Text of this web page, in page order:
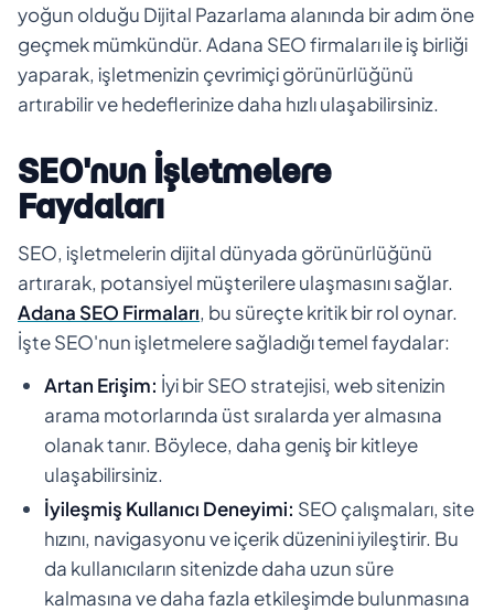
yoğun olduğu Dijital Pazarlama alanında bir adım öne
geçmek mümkündür. Adana SEO firmaları ile iş birliği
yaparak, işletmenizin çevrimiçi görünürlüğünü
artırabilir ve hedeflerinize daha hızlı ulaşabilirsiniz.
SEO'nun İşletmelere
Faydaları
SEO, işletmelerin dijital dünyada görünürlüğünü
artırarak, potansiyel müşterilere ulaşmasını sağlar.
Adana SEO Firmaları, bu süreçte kritik bir rol oynar.
İşte SEO'nun işletmelere sağladığı temel faydalar:
Artan Erişim: İyi bir SEO stratejisi, web sitenizin
arama motorlarında üst sıralarda yer almasına
olanak tanır. Böylece, daha geniş bir kitleye
ulaşabilirsiniz.
İyileşmiş Kullanıcı Deneyimi: SEO çalışmaları, site
hızını, navigasyonu ve içerik düzenini iyileştirir. Bu
da kullanıcıların sitenizde daha uzun süre
kalmasına ve daha fazla etkileşimde bulunmasına